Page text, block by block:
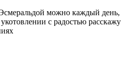
можно каждый день,
с радостью расскажу